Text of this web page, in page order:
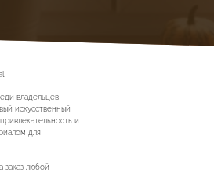
владельцев
искусственный
и
для
заказ любой